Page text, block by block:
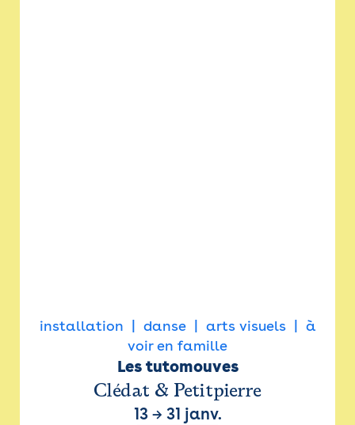
installation danse arts visuels
à
voir en famille
Les tutomouves
Clédat & Petitpierre
13→ 31 janv.